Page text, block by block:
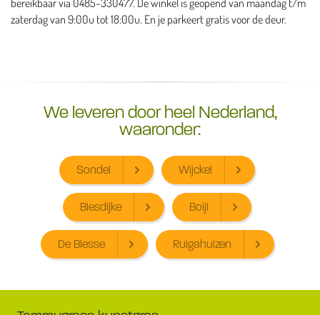
bereikbaar via 0485-330477. De winkel is geopend van maandag t/m
zaterdag van 9:00u tot 18:00u. En je parkeert gratis voor de deur.
We leveren door heel Nederland,
waaronder:
Sondel Wijckel
Blesdijke Boijl
De Blesse Ruigahuizen